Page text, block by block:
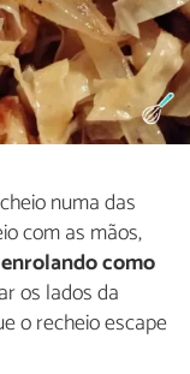
numa das
com as mãos,
enrolando como
os lados da
o recheio escape